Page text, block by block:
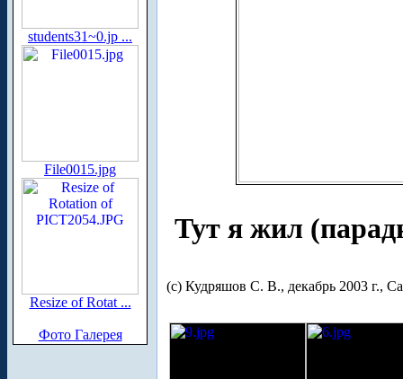
students31~0.jp ...
File0015.jpg
Resize of Rotat ...
Фото Галерея
Тут я жил
(с) Кудряшов С. В., декабрь 2003 г.,